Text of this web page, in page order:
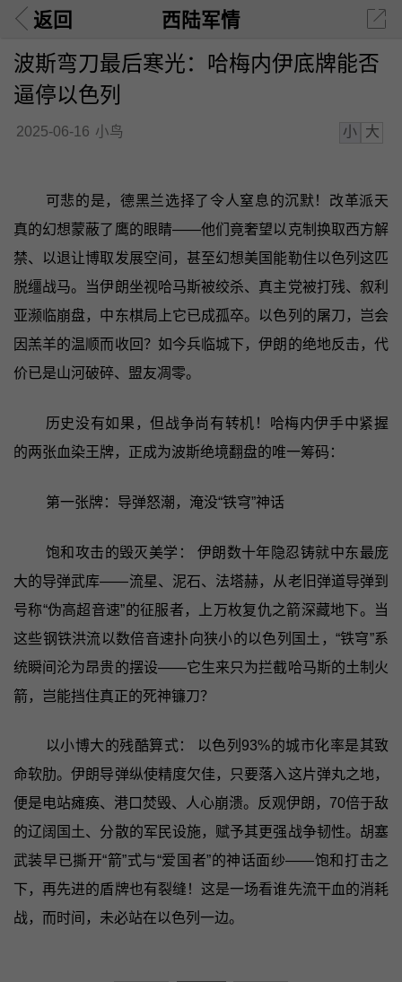
返回 西陆军情
波斯弯刀最后寒光：哈梅内伊底牌能否
逼停以色列
2025-06-16 小鸟 小 大
可悲的是，德黑兰选择了令人窒息的沉默！改革派天
真的幻想蒙蔽了鹰的眼睛——他们竟奢望以克制换取西方解
禁、以退让博取发展空间，甚至幻想美国能勒住以色列这匹
脱缰战马。当伊朗坐视哈马斯被绞杀、真主党被打残、叙利
亚濒临崩盘，中东棋局上它已成孤卒。以色列的屠刀，岂会
因羔羊的温顺而收回？如今兵临城下，伊朗的绝地反击，代
价已是山河破碎、盟友凋零。
历史没有如果，但战争尚有转机！哈梅内伊手中紧握
的两张血染王牌，正成为波斯绝境翻盘的唯一筹码：
第一张牌：导弹怒潮，淹没“铁穹”神话
饱和攻击的毁灭美学： 伊朗数十年隐忍铸就中东最庞
大的导弹武库——流星、泥石、法塔赫，从老旧弹道导弹到
号称“伪高超音速”的征服者，上万枚复仇之箭深藏地下。当
这些钢铁洪流以数倍音速扑向狭小的以色列国土，“铁穹”系
统瞬间沦为昂贵的摆设——它生来只为拦截哈马斯的土制火
箭，岂能挡住真正的死神镰刀？
以小博大的残酷算式： 以色列93%的城市化率是其致
命软肋。伊朗导弹纵使精度欠佳，只要落入这片弹丸之地，
便是电站瘫痪、港口焚毁、人心崩溃。反观伊朗，70倍于敌
的辽阔国土、分散的军民设施，赋予其更强战争韧性。胡塞
武装早已撕开“箭”式与“爱国者”的神话面纱——饱和打击之
下，再先进的盾牌也有裂缝！这是一场看谁先流干血的消耗
战，而时间，未必站在以色列一边。